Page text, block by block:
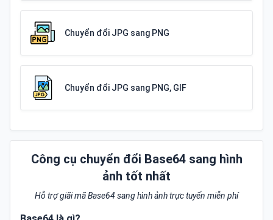
Chuyển đổi JPG sang PNG
Chuyển đổi JPG sang PNG, GIF
Công cụ chuyển đổi Base64 sang hình
ảnh tốt nhất
Hỗ trợ giãi mã Base64 sang hình ảnh trực tuyến miễn phí